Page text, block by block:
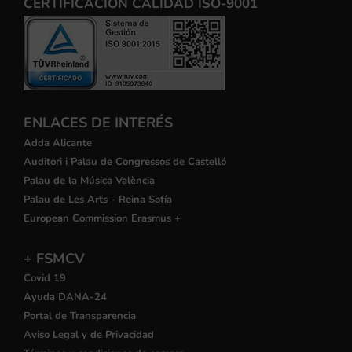
ENLACES DE INTERÉS
Adda Alicante
Auditori i Palau de Congressos de Castelló
Palau de la Música València
Palau de Les Arts - Reina Sofía
European Commission Erasmus +
+ FSMCV
Covid 19
Ayuda DANA-24
Portal de Transparencia
Aviso Legal y de Privacidad